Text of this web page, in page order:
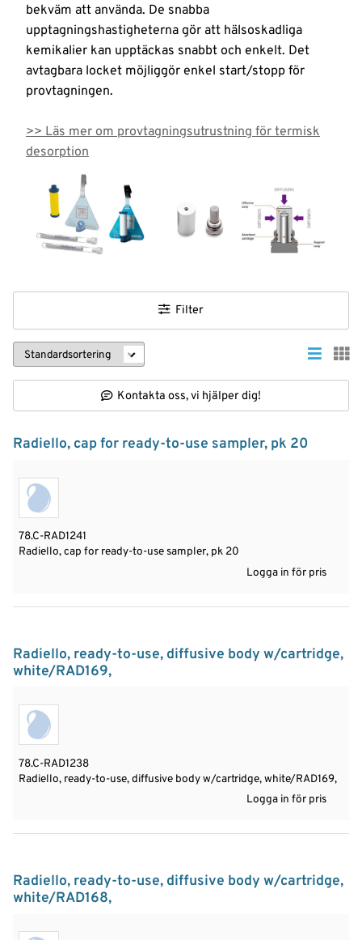
bekväm att använda. De snabba
upptagningshastigheterna gör att hälsoskadliga
kemikalier kan upptäckas snabbt och enkelt. Det
avtagbara locket möjliggör enkel start/stopp för
provtagningen.
>> Läs mer om provtagningsutrustning för termisk
desorption
Filter
Radiello, cap for ready-to-use sampler, pk 20
78.C-RAD1241
Radiello, cap for ready-to-use sampler, pk 20
Logga in för pris
Radiello, ready-to-use, diffusive body w/cartridge,
white/RAD169,
78.C-RAD1238
Radiello, ready-to-use, diffusive body w/cartridge, white/RAD169,
Logga in för pris
Radiello, ready-to-use, diffusive body w/cartridge,
white/RAD168,
Kontakta oss, vi hjälper dig!